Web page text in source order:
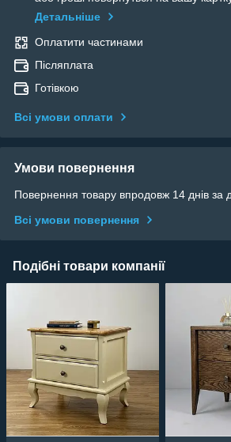
Детальніше
Оплатити частинами
Післяплата
Готівкою
Всі умови оплати
Умови повернення
Повернення товару впродовж 14 днів за
Всі умови повернення
Подібні товари компанії